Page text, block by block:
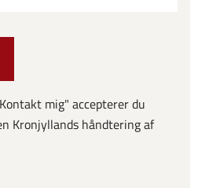
mig" accepterer du
Kronjyllands håndtering af